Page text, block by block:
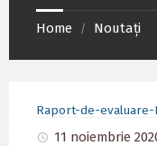
Home / Noutați
Raport-de-evaluare-
11 noiembrie